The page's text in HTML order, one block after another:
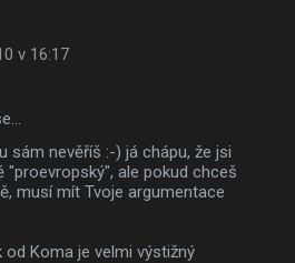
v 16:17
sám nevěříš :-) já chápu, že jsi
"proevropský", ale pokud chceš
musí mít Tvoje argumentace
od Koma je velmi výstižný